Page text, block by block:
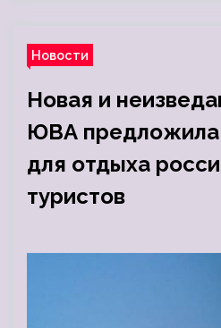
Новости
Новая и
ЮВА предложила
для отдыха
туристов